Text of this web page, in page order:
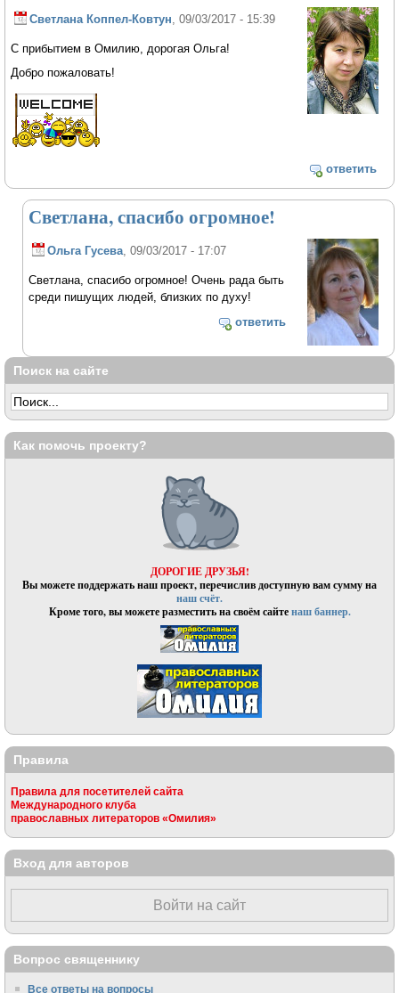
Светлана Коппел-Ковтун, 09/03/2017 - 15:39
С прибытием в Омилию, дорогая Ольга!
Добро пожаловать!
ответить
Светлана, спасибо огромное!
Ольга Гусева , 09/03/2017 - 17:07
Светлана, спасибо огромное! Очень рада быть
среди пишущих людей, близких по духу!
ответить
Поиск на сайте
Как помочь проекту?
ДОРОГИЕ ДРУЗЬЯ!
Вы можете поддержать наш проект, перечислив доступную вам сумму на
наш счёт.
Кроме того, вы можете разместить на своём сайтенаш баннер.
Правила
Правила для посетителей сайта
Международного клуба
православных литераторов «Омилия»
Вход для авторов
Войти на сайт
Вопрос священнику
Все ответы на вопросы